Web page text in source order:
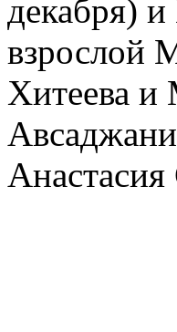
декабря)
взрослой
Хитеева и